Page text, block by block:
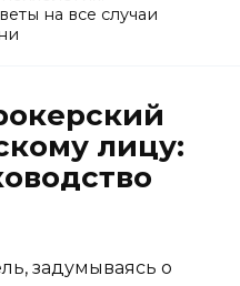
на все случаи
лицу:
задумываясь о